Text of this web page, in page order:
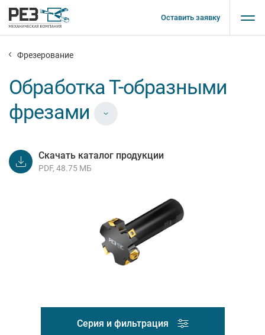
Оставить заявку
Фрезерование
Обработка Т-образными
фрезами
Скачать каталог продукции
PDF, 48.75 МБ
Серия и фильтрация